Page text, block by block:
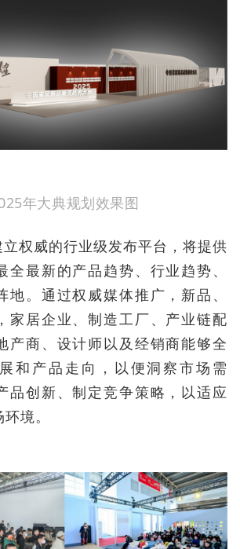
年大典规划效果图
权威的行业级发布平台，将提供
全最新的产品趋势、行业趋势、
地。通过权威媒体推广，新品、
家居企业、制造工厂、产业链配
产商、设计师以及经销商能够全
和产品走向，以便洞察市场需
品创新、制定竞争策略，以适应
境。